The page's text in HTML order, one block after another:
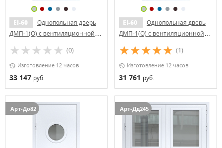
EI-60
Однопольная дверь
ДМП-1(О) с вентиляционной
решеткой и стеклопакетом
(600х400) (ручки «хром»)
(0)
Изготовление 12 часов
33 147 руб.
EI-60
Однопольная дверь
ДМП-1(О) с вентиляционной
решеткой и стеклопакетом
(700х300)
(1)
Изготовление 12 часов
31 761 руб.
Арт-До82 Арт-Дд245